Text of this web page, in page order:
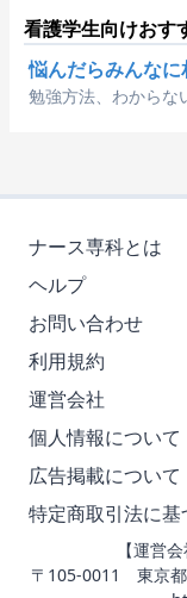
看護学生向けおす
悩んだらみんな
勉強方法、わからな
ナース専科とは
ヘルプ
お問い合わせ
利用規約
運営会社
個人情報について
広告掲載について
特定商取引法に基
【運営
〒105-0011 東京都